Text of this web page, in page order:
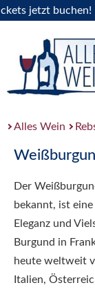
jetzt buchen!
Alles Wein
Der
bekannt, ist
Eleganz und
Burgund in
heute weltweit
Italien,